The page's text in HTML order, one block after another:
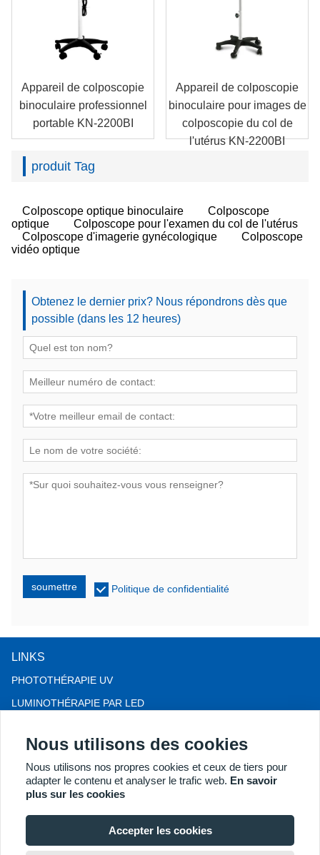
Appareil de colposcopie
binoculaire professionnel
portable KN-2200BI
Appareil de colposcopie
binoculaire pour images de
colposcopie du col de
l'utérus KN-2200BI
produit Tag
Colposcope optique binoculaire
Colposcope
optique
Colposcope pour l'examen du col de l'utérus
Colposcope d'imagerie gynécologique
Colposcope
vidéo optique
Obtenez le dernier prix? Nous répondrons dès que
possible (dans les 12 heures)
soumettre Politique de confidentialité
LINKS
PHOTOTHÉRAPIE UV
LUMINOTHÉRAPIE PAR LED
COLPOSCOPE
PLUS DE PRODUITS
Copyright® 2018 Kernel Medical Equipment Co.,LTD. Adresse de
may@kernelmed.com
Nous utilisons des cookies
Nous utilisons nos propres cookies et ceux de tiers pour
adapter le contenu et analyser le trafic web. En savoir
plus sur les cookies
Accepter les cookies